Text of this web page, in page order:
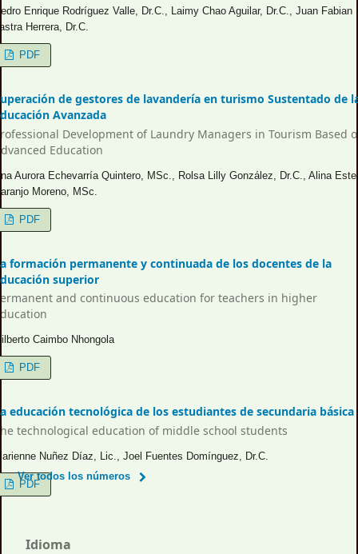
Enrique Rodríguez Valle, Dr.C., Laimy Chao Aguilar, Dr.C., Juan Fabian
Herrera, Dr.C.
PDF
de gestores de lavandería en turismo Sustentado de
Avanzada
Development of Laundry Managers in Tourism Based
Education
Aurora Echevarría Quintero, MSc., Rolsa Lilly González, Dr.C., Alina
Moreno, MSc.
PDF
formación permanente y continuada de los docentes de la
superior
and continuous education for teachers in higher
Caimbo Nhongola
PDF
educación tecnológica de los estudiantes de secundaria básica
technological education of middle school students
Nuñez Díaz, Lic., Joel Fuentes Domínguez, Dr.C.
PDF
Ver todos los números
Idioma